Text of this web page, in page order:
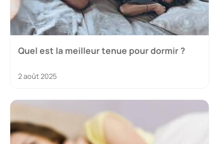
Quel est la meilleur tenue pour dormir ?
2 août 2025